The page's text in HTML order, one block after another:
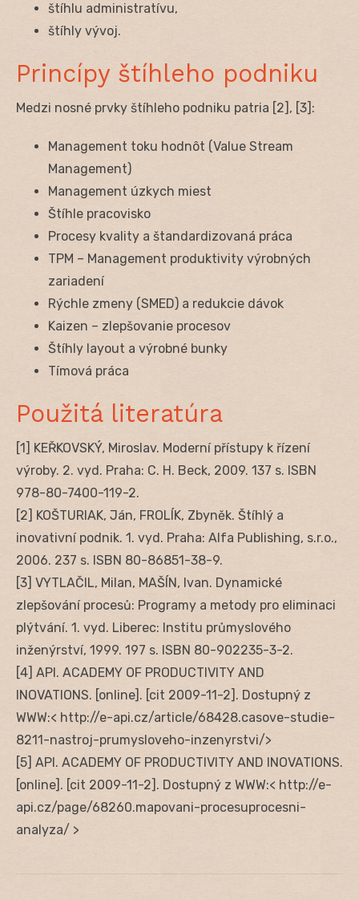
štíhlu administratívu,
štíhly vývoj.
Princípy štíhleho podniku
Medzi nosné prvky štíhleho podniku patria [2], [3]:
Management toku hodnôt (Value Stream
Management)
Management úzkych miest
Štíhle pracovisko
Procesy kvality a štandardizovaná práca
TPM – Management produktivity výrobných
zariadení
Rýchle zmeny (SMED) a redukcie dávok
Kaizen – zlepšovanie procesov
Štíhly layout a výrobné bunky
Tímová práca
Použitá literatúra
[1] KEŘKOVSKÝ, Miroslav. Moderní přístupy k řízení
výroby. 2. vyd. Praha: C. H. Beck, 2009. 137 s. ISBN
978-80-7400-119-2.
[2] KOŠTURIAK, Ján, FROLÍK, Zbyněk. Štíhlý a
inovativní podnik. 1. vyd. Praha: Alfa Publishing, s.r.o.,
2006. 237 s. ISBN 80-86851-38-9.
[3] VYTLAČIL, Milan, MAŠÍN, Ivan. Dynamické
zlepšování procesů: Programy a metody pro eliminaci
plýtvání. 1. vyd. Liberec: Institu průmyslového
inženýrství, 1999. 197 s. ISBN 80-902235-3-2.
[4] API. ACADEMY OF PRODUCTIVITY AND
INOVATIONS. [online]. [cit 2009-11-2]. Dostupný z
WWW:< http://e-api.cz/article/68428.casove-studie-
8211-nastroj-prumysloveho-inzenyrstvi/>
[5] API. ACADEMY OF PRODUCTIVITY AND INOVATIONS.
[online]. [cit 2009-11-2]. Dostupný z WWW:< http://e-
api.cz/page/68260.mapovani-procesuprocesni-
analyza/ >